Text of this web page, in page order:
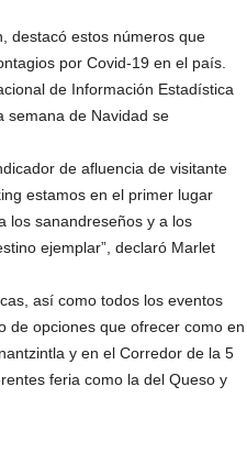
destacó estos números que
por Covid-19 en el país.
de Información Estadística
semana de Navidad se
de afluencia de visitante
estamos en el primer lugar
los sanandreseños y a los
ejemplar”, declaró Marlet
así como todos los eventos
de opciones que ofrecer como en
y en el Corredor de la 5
feria como la del Queso y